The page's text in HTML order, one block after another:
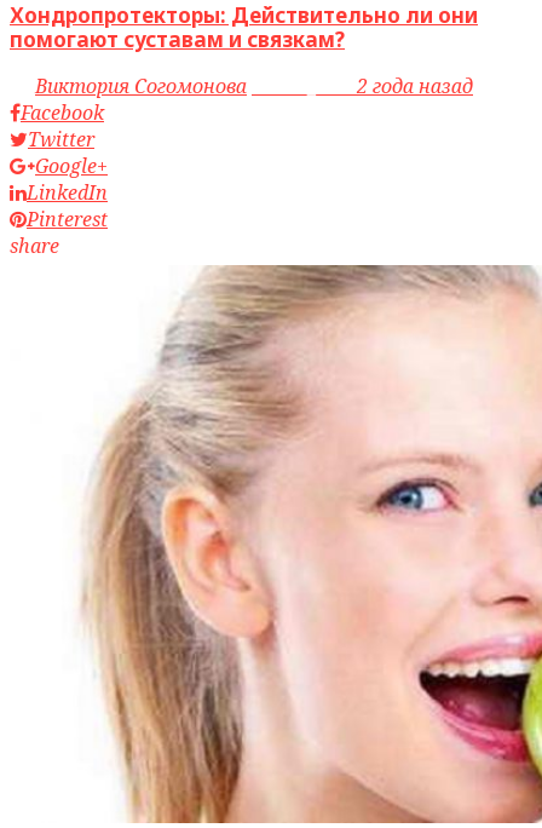
Хондропротекторы: Действительно ли они
помогают суставам и связкам?
byВиктория Согомонова access_time2 года назад
Facebook
Twitter
Google+
LinkedIn
Pinterest
share